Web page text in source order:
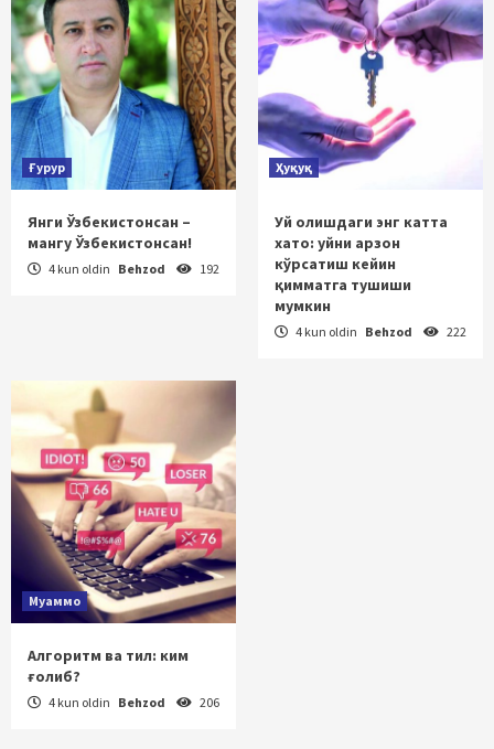
Ғурур
Янги Ўзбекистонсан –
мангу Ўзбекистонсан!
4 kun oldin Behzod 192
Ҳуқуқ
Уй олишдаги энг катта
хато: уйни арзон
кўрсатиш кейин
қимматга тушиши
мумкин
4 kun oldin Behzod 222
Муаммо
Алгоритм ва тил: ким
ғолиб?
4 kun oldin Behzod 206